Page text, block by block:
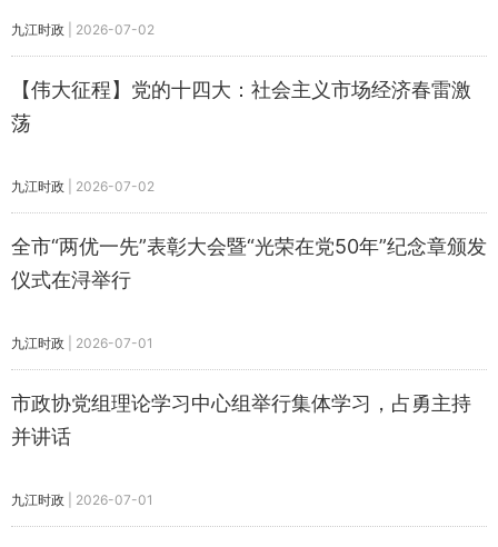
九江时政 2026-07-02
【伟大征程】党的十四大：社会主义市场经济春雷激
荡
九江时政 2026-07-02
全市“两优一先”表彰大会暨“光荣在党50年”纪念章颁发
仪式在浔举行
九江时政 2026-07-01
市政协党组理论学习中心组举行集体学习，占勇主持
并讲话
九江时政 2026-07-01